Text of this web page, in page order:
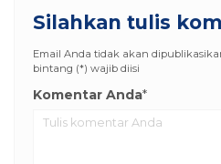
Silahkan tulis
Email Anda tidak akan
bintang (*) wajib diisi
Komentar Anda*